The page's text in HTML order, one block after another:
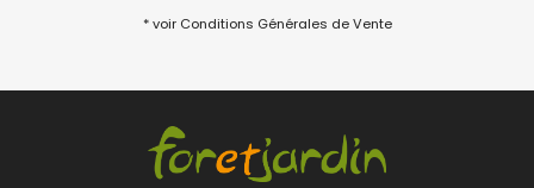
* voir Conditions Générales de Vente